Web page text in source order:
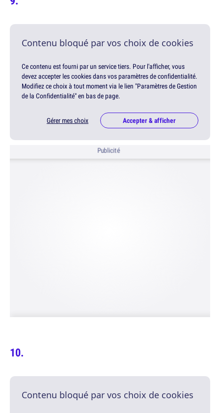
Contenu bloqué par vos choix de cookies
Ce contenu est fourni par un service tiers. Pour l'afficher, vous
devez accepter les cookies dans vos paramètres de confidentialité.
Modifiez ce choix à tout moment via le lien "Paramètres de Gestion
de la Confidentialité" en bas de page.
Gérer mes choix Accepter & afficher
Publicité
Contenu bloqué par vos choix de cookies